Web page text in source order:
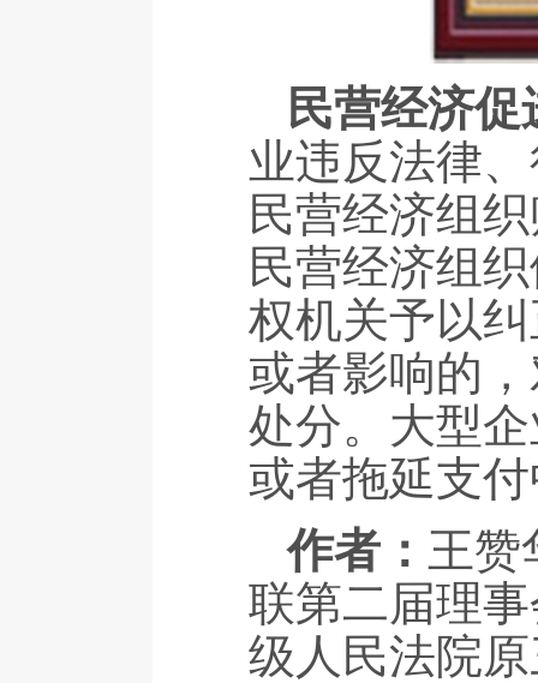
民营经济
业违反法律
民营经济组
民营经济组
权机关予以
或者影响的
处分。大型
或者拖延支
作者： 王赞
联第二届理
级人民法院